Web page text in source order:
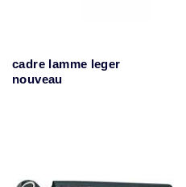
cadre lamme leger
nouveau